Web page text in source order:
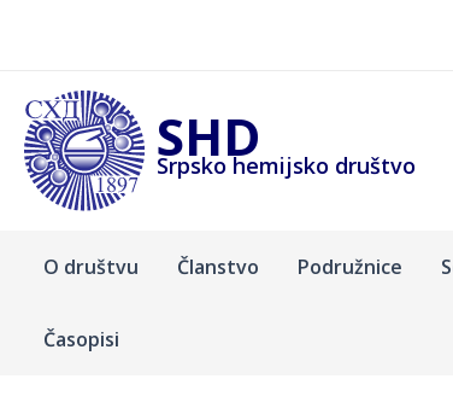
SHD
Srpsko hemijsko društvo
O društvu Članstvo Podružnice
Časopisi